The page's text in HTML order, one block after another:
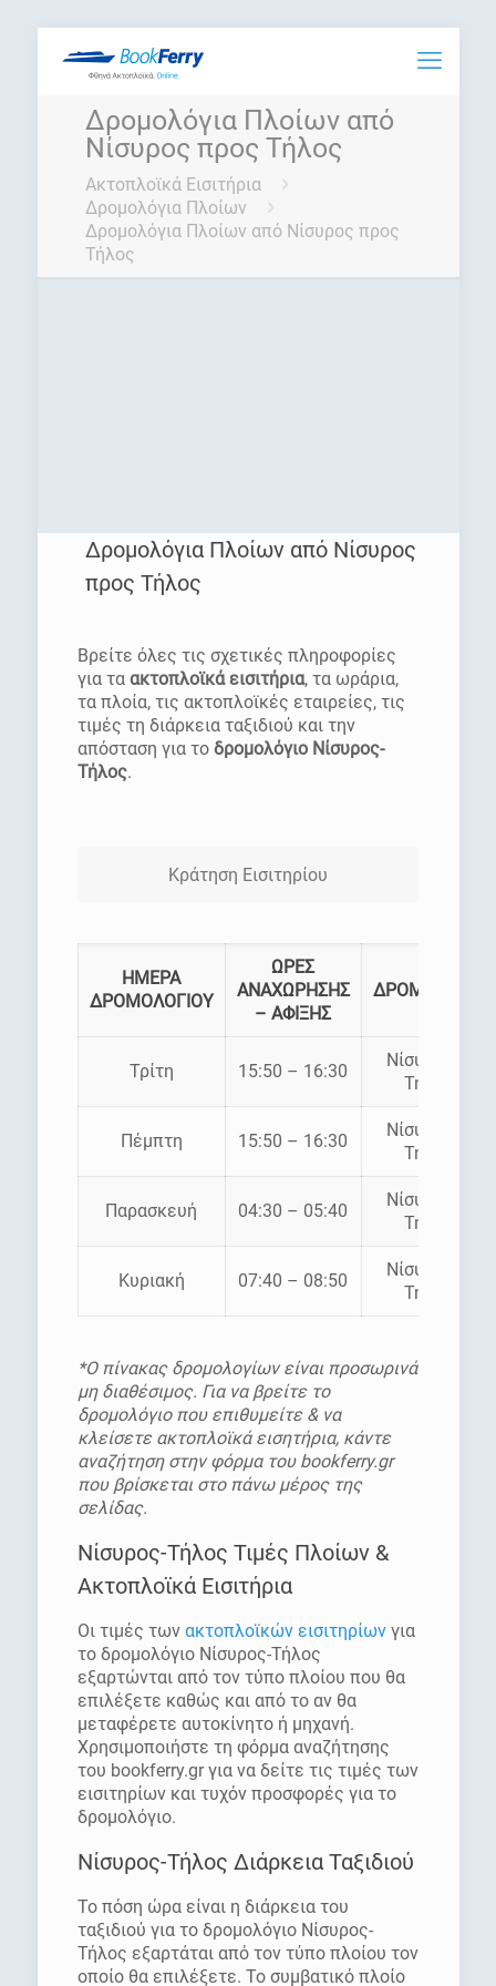
Δρομολόγια Πλοίων από
Νίσυρος προς Τήλος
Ακτοπλοϊκά Εισιτήρια
Δρομολόγια Πλοίων
Δρομολόγια Πλοίων από Νίσυρος προς
Τήλος
Δρομολόγια Πλοίων από Νίσυρος
προς Τήλος
Βρείτε όλες τις σχετικές πληροφορίες
για τα ακτοπλοϊκά εισιτήρια, τα ωράρια,
τα πλοία, τις ακτοπλοϊκές εταιρείες, τις
τιμές τη διάρκεια ταξιδιού και την
απόσταση για τοδρομολόγιο Νίσυρος-
Τήλος.
Κράτηση Εισιτηρίου
ΗΜΕΡΑ
ΔΡΟΜΟΛΟΓΙΟΥ
ΩΡΕΣ
ΑΝΑΧΩΡΗΣΗΣ
– ΑΦΙΞΗΣ
ΔΡΟΜΟΛΟΓΙΑ
Τρίτη 15:50 – 16:30
Νίσυρος –
Τήλος
Πέμπτη 15:50 – 16:30
Νίσυρος –
Τήλος
Παρασκευή 04:30 – 05:40
Νίσυρος –
Τήλος
Κυριακή 07:40 – 08:50
Νίσυρος –
Τήλος
*Ο πίνακας δρομολογίων είναι προσωρινά
μη διαθέσιμος. Για να βρείτε το
δρομολόγιο που επιθυμείτε & να
κλείσετε ακτοπλοϊκά εισητήρια, κάντε
αναζήτηση στην φόρμα του bookferry.gr
που βρίσκεται στο πάνω μέρος της
σελίδας.
Νίσυρος-Τήλος Τιμές Πλοίων &
Ακτοπλοϊκά Εισιτήρια
Οι τιμές των ακτοπλοϊκών εισιτηρίωνγια
το δρομολόγιο Νίσυρος-Τήλος
εξαρτώνται από τον τύπο πλοίου που θα
επιλέξετε καθώς και από το αν θα
μεταφέρετε αυτοκίνητο ή μηχανή.
Χρησιμοποιήστε τη φόρμα αναζήτησης
του bookferry.gr για να δείτε τις τιμές των
εισιτηρίων και τυχόν προσφορές για το
δρομολόγιο.
Νίσυρος-Τήλος Διάρκεια Ταξιδιού
Το πόση ώρα είναι η διάρκεια του
ταξιδιού για το δρομολόγιο Νίσυρος-
Τήλος εξαρτάται από τον τύπο πλοίου τον
οποίο θα επιλέξετε. Το συμβατικό πλοίο